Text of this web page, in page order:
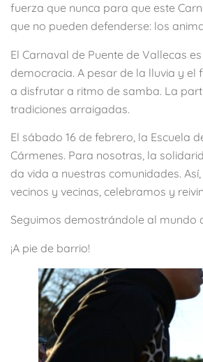
fuerza que nunca para que este
que no pueden defenderse: los
El Carnaval de Puente de Vallecas
democracia. A pesar de la lluvia y el
a disfrutar a ritmo de samba. La
tradiciones arraigadas.
El sábado 16 de febrero, la Escuela
Cármenes. Para nosotras, la
da vida a nuestras comunidades.
vecinos y vecinas, celebramos y
Seguimos demostrándole al mundo
¡A pie de barrio!